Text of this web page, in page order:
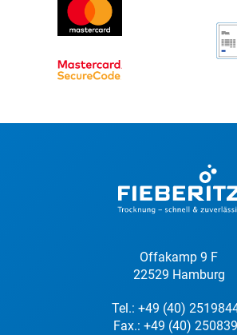
Offakamp 9 F
22529 Hamburg
Tel.: +49 (40)
Fax.: +49 (40)